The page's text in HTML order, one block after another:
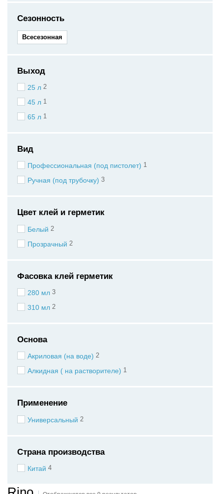
Сезонность
Всесезонная
Выход
25 л 2
45 л 1
65 л 1
Вид
Профессиональная (под пистолет) 1
Ручная (под трубочку) 3
Цвет клей и герметик
Белый 2
Прозрачный 2
Фасовка клей герметик
280 мл 3
310 мл 2
Основа
Акриловая (на воде) 2
Алкидная ( на растворителе) 1
Применение
Универсальный 2
Страна производства
Китай 4